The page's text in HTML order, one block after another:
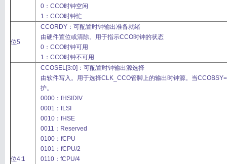
0：CCO时钟空闲
1：CCO时钟忙
位5
CCORDY：可配置时钟输出准备就绪
由硬件置位或清除。用于指示CCO时钟的状态
0：CCO时钟可用
1：CCO时钟不可用
位4:1
CCOSEL[3:0]：可配置时钟输出源选择
由软件写入。用于选择CLK_CCO管脚上的输出时钟源。当
护。
0000：fHSIDIV
0001：fLSI
0010：fHSE
0011：Reserved
0100：fCPU
0101：fCPU/2
0110：fCPU/4